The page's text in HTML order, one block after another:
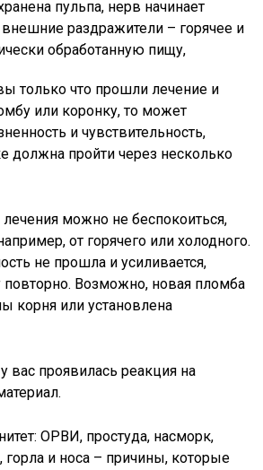
пульпа, нерв начинает
внешние раздражители – горячее и
обработанную пищу,
только что прошли лечение и
или коронку, то может
и чувствительность,
должна пройти через несколько
можно не беспокоиться,
от горячего или холодного.
не прошла и усиливается,
повторно. Возможно, новая пломба
корня или установлена
вас проявилась реакция на
ОРВИ, простуда, насморк,
горла и носа – причины, которые